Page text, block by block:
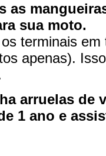
as
sua moto.
terminais
apenas).
arruelas de
1 ano e